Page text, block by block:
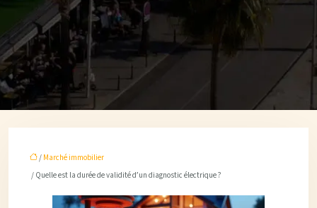
/ Marché immobilier
/ Quelle est la durée de validité d’un diagnostic électrique ?